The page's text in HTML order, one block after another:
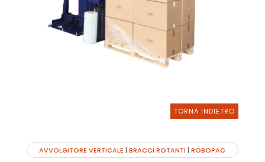
TORNA INDIETRO
AVVOLGITORE VERTICALE |BRACCI ROTANTI |ROBOPAC